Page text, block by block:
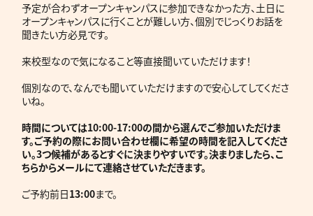
予定が合わずオープンキャンパスに参加できなかった方、土日に
オープンキャンパスに行くことが難しい方、個別でじっくりお話を
聞きたい方必見です。
来校型なので気になること等直接聞いていただけます！
個別なので、なんでも聞いていただけますので安心してしてくださ
いね。
時間については10:00-17:00の間から選んでご参加いただけま
す。ご予約の際にお問い合わせ欄に希望の時間を記入してくださ
い。3つ候補があるとすぐに決まりやすいです。決まりましたら、こ
ちらからメールにて連絡させていただきます。
ご予約前日13:00まで。